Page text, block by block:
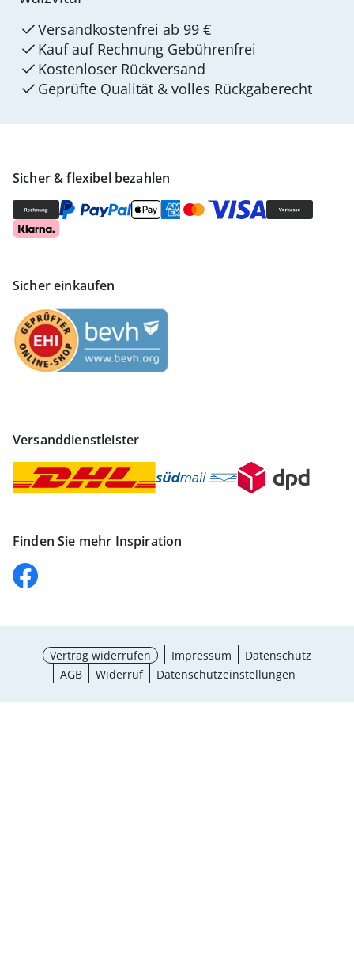
Sicher & flexibel bezahlen
Sicher einkaufen
Versanddienstleister
Finden Sie mehr Inspiration
Versandkostenfrei ab 99 €
Kauf auf Rechnung Gebührenfrei
Kostenloser Rückversand
Geprüfte Qualität & volles Rückgaberecht
Vertrag widerrufen Impressum
Datenschutz
AGB
Widerruf Datenschutzeinstellungen